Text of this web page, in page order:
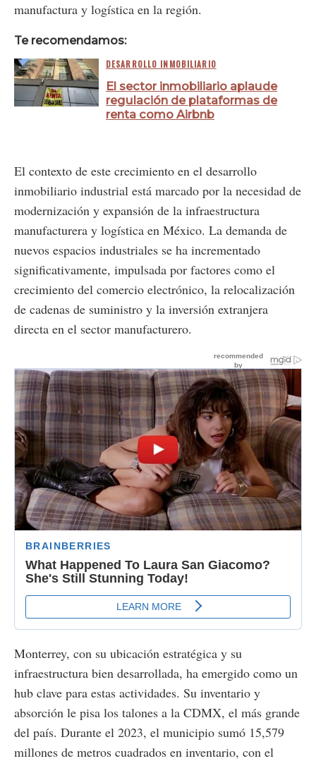
manufactura y logística en la región.
Te recomendamos:
DESARROLLO INMOBILIARIO
El sector inmobiliario aplaude
regulación de plataformas de
renta como Airbnb
El contexto de este crecimiento en el desarrollo
inmobiliario industrial está marcado por la necesidad de
modernización y expansión de la infraestructura
manufacturera y logística en México. La demanda de
nuevos espacios industriales se ha incrementado
significativamente, impulsada por factores como el
crecimiento del comercio electrónico, la relocalización
de cadenas de suministro y la inversión extranjera
directa en el sector manufacturero.
Monterrey, con su ubicación estratégica y su
infraestructura bien desarrollada, ha emergido como un
hub clave para estas actividades. Su inventario y
absorción le pisa los talones a la CDMX, el más grande
del país. Durante el 2023, el municipio sumó 15,579
millones de metros cuadrados en inventario, con el